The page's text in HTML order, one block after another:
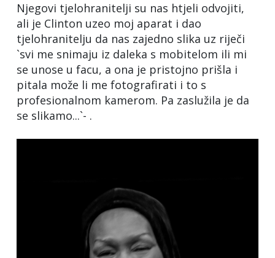
Njegovi tjelohranitelji su nas htjeli odvojiti,
ali je Clinton uzeo moj aparat i dao
tjelohranitelju da nas zajedno slika uz riječi
`svi me snimaju iz daleka s mobitelom ili mi
se unose u facu, a ona je pristojno prišla i
pitala može li me fotografirati i to s
profesionalnom kamerom. Pa zaslužila je da
se slikamo...`- .